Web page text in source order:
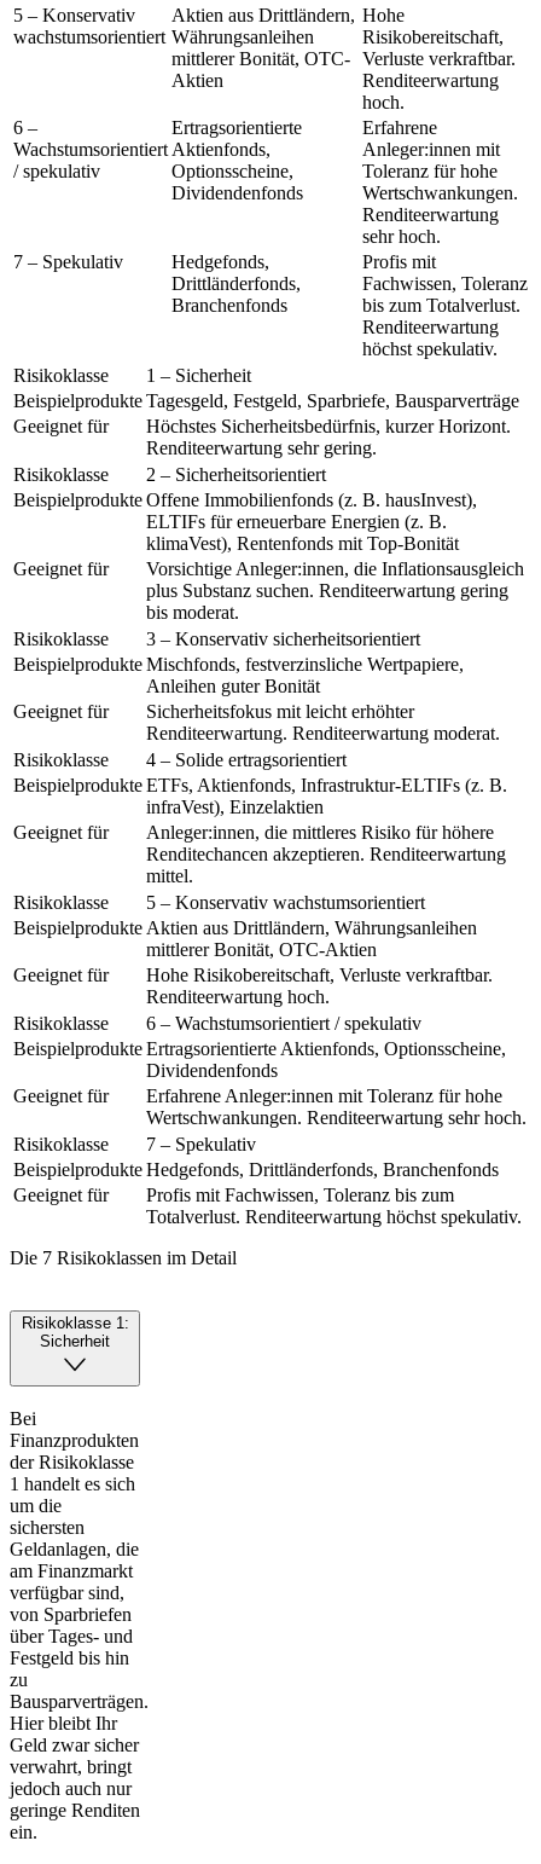
5 – Konservativ
wachstumsorientiert
Aktien aus Drittländern,
Währungsanleihen
mittlerer Bonität, OTC-
Aktien
Hohe
Risikobereitschaft,
Verluste verkraftbar.
Renditeerwartung
hoch.
6 –
Wachstumsorientiert
/ spekulativ
Ertragsorientierte
Aktienfonds,
Optionsscheine,
Dividendenfonds
Erfahrene
Anleger:innen mit
Toleranz für hohe
Wertschwankungen.
Renditeerwartung
sehr hoch.
7 – Spekulativ
Hedgefonds,
Drittländerfonds,
Branchenfonds
Profis mit
Fachwissen, Toleranz
bis zum Totalverlust.
Renditeerwartung
höchst spekulativ.
Risikoklasse
1 – Sicherheit
BeispielprodukteTagesgeld, Festgeld, Sparbriefe, Bausparverträge
Geeignet für
Höchstes Sicherheitsbedürfnis, kurzer Horizont.
Renditeerwartung sehr gering.
Risikoklasse
2 – Sicherheitsorientiert
BeispielprodukteOffene Immobilienfonds (z. B. hausInvest),
ELTIFs für erneuerbare Energien (z. B.
klimaVest), Rentenfonds mit Top-Bonität
Geeignet für
Vorsichtige Anleger:innen, die Inflationsausgleich
plus Substanz suchen. Renditeerwartung gering
bis moderat.
Risikoklasse
3 – Konservativ sicherheitsorientiert
BeispielprodukteMischfonds, festverzinsliche Wertpapiere,
Anleihen guter Bonität
Geeignet für
Sicherheitsfokus mit leicht erhöhter
Renditeerwartung. Renditeerwartung moderat.
Risikoklasse
4 – Solide ertragsorientiert
BeispielprodukteETFs, Aktienfonds, Infrastruktur-ELTIFs (z. B.
infraVest), Einzelaktien
Geeignet für
Anleger:innen, die mittleres Risiko für höhere
Renditechancen akzeptieren. Renditeerwartung
mittel.
Risikoklasse
5 – Konservativ wachstumsorientiert
Beispielprodukte Aktien aus Drittländern, Währungsanleihen
mittlerer Bonität, OTC-Aktien
Geeignet für
Hohe Risikobereitschaft, Verluste verkraftbar.
Renditeerwartung hoch.
Risikoklasse
6 – Wachstumsorientiert / spekulativ
BeispielprodukteErtragsorientierte Aktienfonds, Optionsscheine,
Dividendenfonds
Geeignet für
Erfahrene Anleger:innen mit Toleranz für hohe
Wertschwankungen. Renditeerwartung sehr hoch.
Risikoklasse
7 – Spekulativ
BeispielprodukteHedgefonds, Drittländerfonds, Branchenfonds
Geeignet für
Profis mit Fachwissen, Toleranz bis zum
Totalverlust. Renditeerwartung höchst spekulativ.
Die 7 Risikoklassen im Detail
Risikoklasse 1:
Sicherheit
Bei
Finanzprodukten
der Risikoklasse
1 handelt es sich
um die
sichersten
Geldanlagen, die
am Finanzmarkt
verfügbar sind,
von Sparbriefen
über Tages- und
Festgeld bis hin
zu
Bausparverträgen.
Hier bleibt Ihr
Geld zwarsicher
verwahrt, bringt
jedoch auch nur
geringe Renditen
ein.